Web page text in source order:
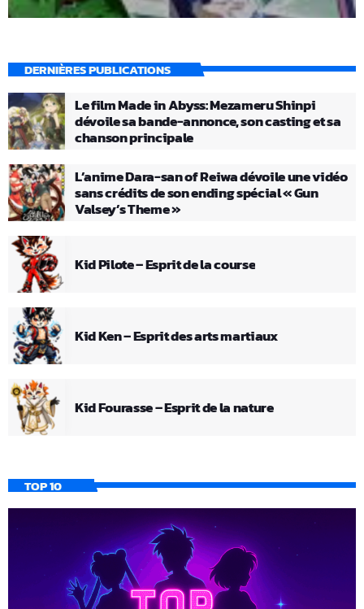
DERNIÈRES PUBLICATIONS
Le film Made in Abyss: Mezameru Shinpi
dévoile sa bande-annonce, son casting et sa
chanson principale
L’anime Dara-san of Reiwa dévoile une vidéo
sans crédits de son ending spécial « Gun
Valsey’s Theme »
Kid Pilote – Esprit de la course
Kid Ken – Esprit des arts martiaux
Kid Fourasse – Esprit de la nature
TOP 10